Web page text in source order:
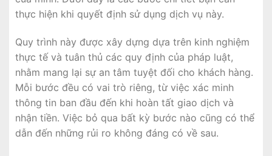
thực hiện khi quyết định sử dụng dịch vụ này.
Quy trình này được xây dựng dựa trên kinh nghiệm
thực tế và tuân thủ các quy định của pháp luật,
nhằm mang lại sự an tâm tuyệt đối cho khách hàng.
Mỗi bước đều có vai trò riêng, từ việc xác minh
thông tin ban đầu đến khi hoàn tất giao dịch và
nhận tiền. Việc bỏ qua bất kỳ bước nào cũng có thể
dẫn đến những rủi ro không đáng có về sau.